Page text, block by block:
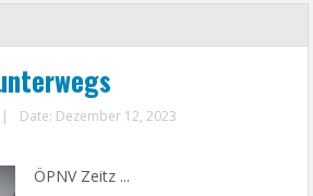
|
Date: Dezember 12, 2023
ÖPNV Zeitz ...